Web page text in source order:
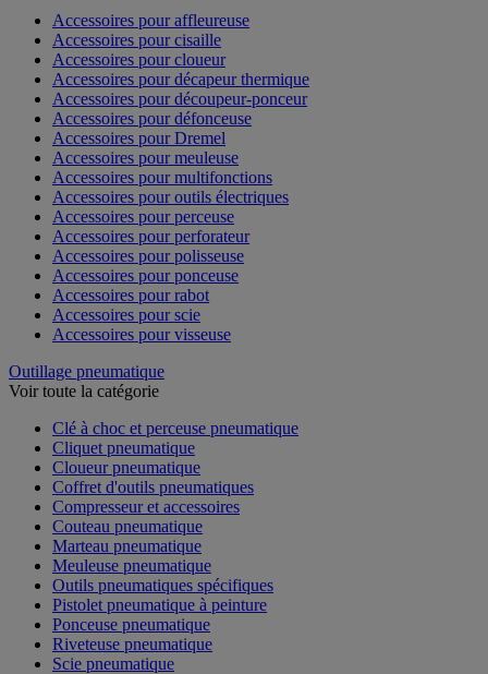
Accessoires pour affleureuse
Accessoires pour cisaille
Accessoires pour cloueur
Accessoires pour décapeur thermique
Accessoires pour découpeur-ponceur
Accessoires pour défonceuse
Accessoires pour Dremel
Accessoires pour meuleuse
Accessoires pour multifonctions
Accessoires pour outils électriques
Accessoires pour perceuse
Accessoires pour perforateur
Accessoires pour polisseuse
Accessoires pour ponceuse
Accessoires pour rabot
Accessoires pour scie
Accessoires pour visseuse
Outillage pneumatique
Voir toute la catégorie
Clé à choc et perceuse pneumatique
Cliquet pneumatique
Cloueur pneumatique
Coffret d'outils pneumatiques
Compresseur et accessoires
Couteau pneumatique
Marteau pneumatique
Meuleuse pneumatique
Outils pneumatiques spécifiques
Pistolet pneumatique à peinture
Ponceuse pneumatique
Riveteuse pneumatique
Scie pneumatique